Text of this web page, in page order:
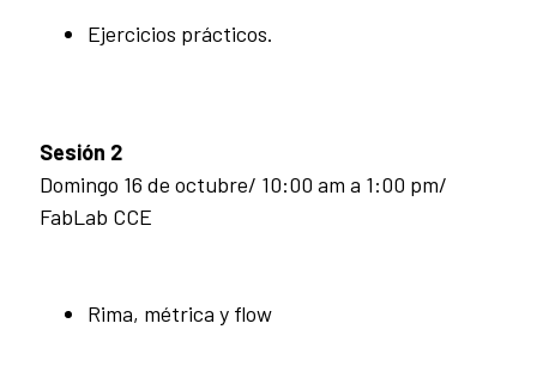
Ejercicios prácticos.
Sesión 2
Domingo 16 de octubre/ 10:00 am a 1:00 pm/
FabLab CCE
Rima, métrica y flow